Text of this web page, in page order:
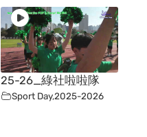
25-26_綠社啦啦隊
Sport Day,2025-2026